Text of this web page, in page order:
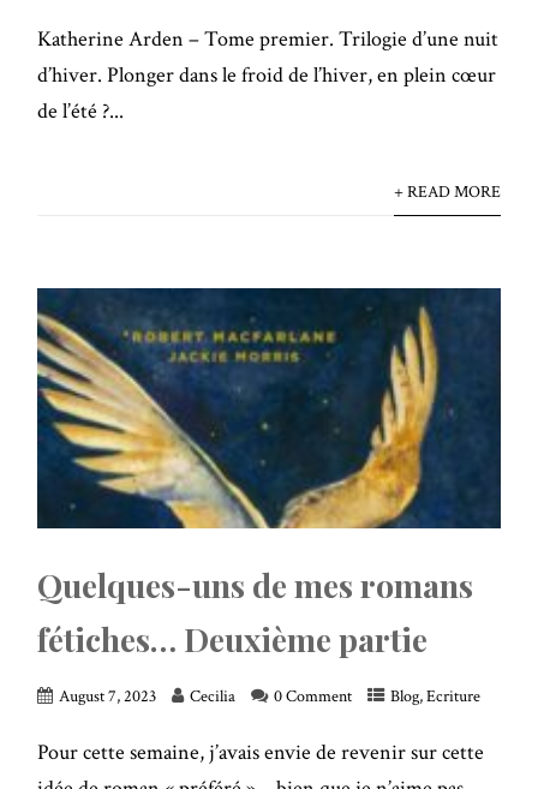
Katherine Arden – Tome premier. Trilogie d’une nuit
d’hiver. Plonger dans le froid de l’hiver, en plein cœur
de l’été ?...
+ READ MORE
Quelques-uns de mes romans
fétiches… Deuxième partie
August 7, 2023 Cecilia 0 Comment Blog,Ecriture
Pour cette semaine, j’avais envie de revenir sur cette